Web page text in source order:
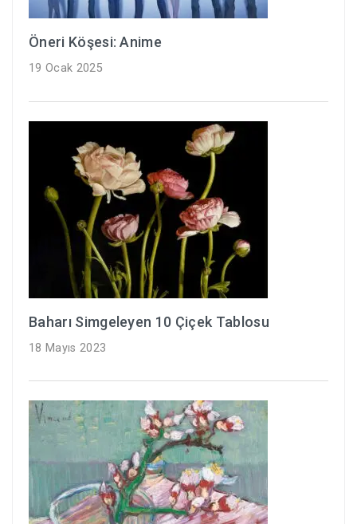
Öneri Köşesi: Anime
19 Ocak 2025
Baharı Simgeleyen 10 Çiçek Tablosu
18 Mayıs 2023